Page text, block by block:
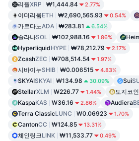
리플XRP ₩1,444.84 2.77%
이더리움ETH ₩2,690,565.93 0.54%
카르다노ADA ₩283.81 6.54%
솔라나SOL ₩102,988.16 1.86%
HyperliquidHYPE ₩78,212.79 2.17%
ZcashZEC ₩708,514.54 1.97%
시바이누SHIB ₩0.006515 4.83%
SKYAISKYAI ₩134.98 30.09% Sui
StellarXLM ₩226.77 1.44% 도지코인
KaspaKAS ₩36.16 2.86% Audiera
Terra ClassicLUNC ₩0.06923 1.70%
CantonCC ₩124.85 13.31%
체인링크LINK ₩11,533.77 0.49%